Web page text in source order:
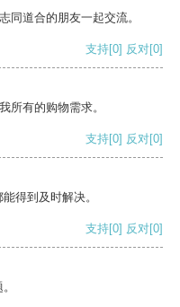
同道合的朋友一起交流。
支持[0] 反对[0]
所有的购物需求。
支持[0] 反对[0]
得到及时解决。
支持[0] 反对[0]